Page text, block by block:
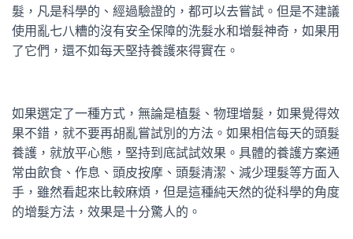
髮，凡是科學的、經過驗證的，都可以去嘗試。但是不建議
使用亂七八糟的沒有安全保障的洗髮水和增髮神奇，如果用
了它們，還不如每天堅持養護來得實在。
如果選定了一種方式，無論是植髮、物理增髮，如果覺得效
果不錯，就不要再胡亂嘗試別的方法。如果相信每天的頭髮
養護，就放平心態，堅持到底試試效果。具體的養護方案通
常由飲食、作息、頭皮按摩、頭髮清潔、減少理髮等方面入
手，雖然看起來比較麻煩，但是這種純天然的從科學的角度
的增髮方法，效果是十分驚人的。